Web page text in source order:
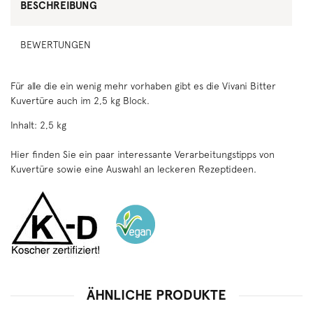
BESCHREIBUNG
BEWERTUNGEN
Für alle die ein wenig mehr vorhaben gibt es die Vivani Bitter
Kuvertüre auch im 2,5 kg Block.
Inhalt: 2,5 kg
Hier finden Sie ein paar interessante Verarbeitungstipps von
Kuvertüre sowie eine Auswahl an leckeren Rezeptideen.
ÄHNLICHE PRODUKTE